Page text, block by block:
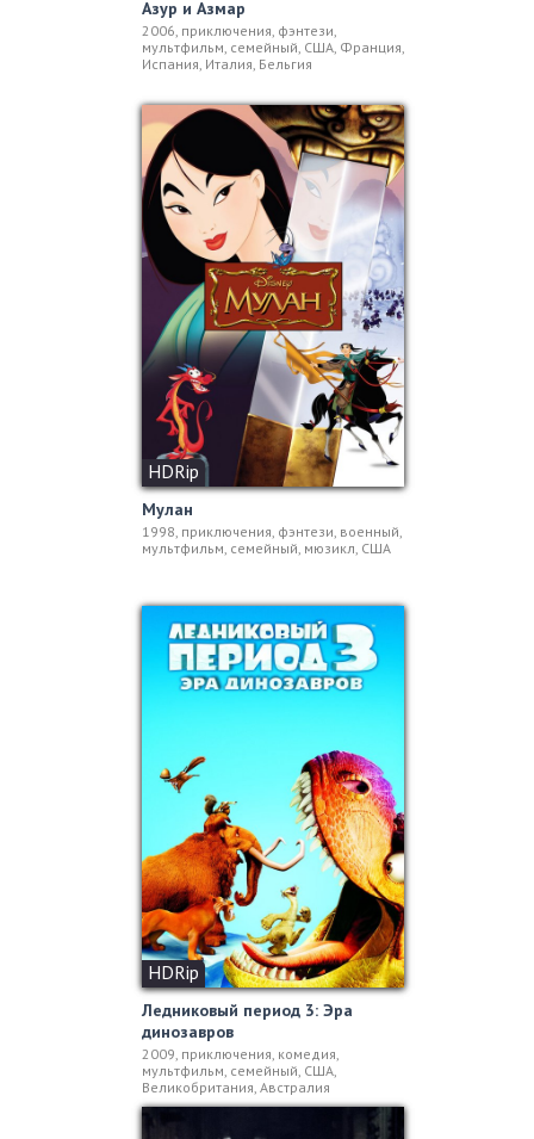
Азур и Азмар
2006, приключения, фэнтези,
мультфильм, семейный, США, Франция,
Испания, Италия, Бельгия
HDRip
Мулан
1998, приключения, фэнтези, военный,
мультфильм, семейный, мюзикл, США
HDRip
Ледниковый период 3: Эра
динозавров
2009, приключения, комедия,
мультфильм, семейный, США,
Великобритания, Австралия